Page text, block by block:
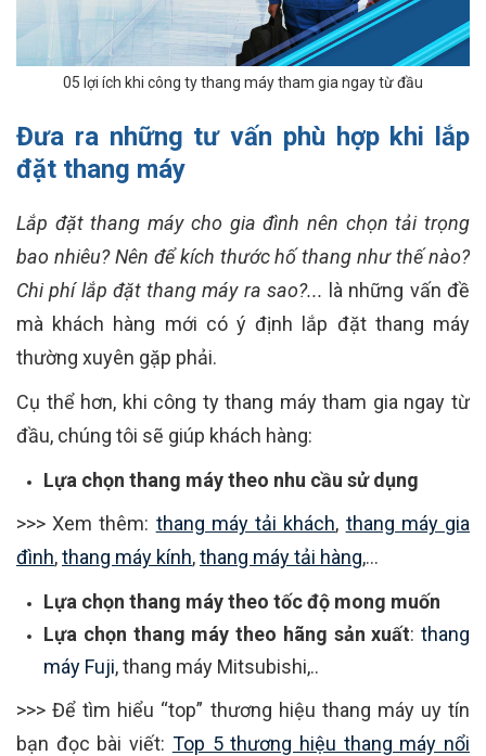
05 lợi ích khi công ty thang máy tham gia ngay từ đầu
Đưa ra những tư vấn phù hợp khi lắp
đặt thang máy
Lắp đặt thang máy cho gia đình nên chọn tải trọng
bao nhiêu? Nên để kích thước hố thang như thế nào?
Chi phí lắp đặt thang máy ra sao?... là những vấn đề
mà khách hàng mới có ý định lắp đặt thang máy
thường xuyên gặp phải.
Cụ thể hơn, khi công ty thang máy tham gia ngay từ
đầu, chúng tôi sẽ giúp khách hàng:
Lựa chọn thang máy theo nhu cầu sử dụng
>>> Xem thêm: thang máy tải khách, thang máy gia
đình,thang máy kính,thang máy tải hàng,...
Lựa chọn thang máy theo tốc độ mong muốn
Lựa chọn thang máy theo hãng sản xuất: thang
máy Fuji, thang máy Mitsubishi,..
>>> Để tìm hiểu “top” thương hiệu thang máy uy tín
bạn đọc bài viết: Top 5 thương hiệu thang máy nổi